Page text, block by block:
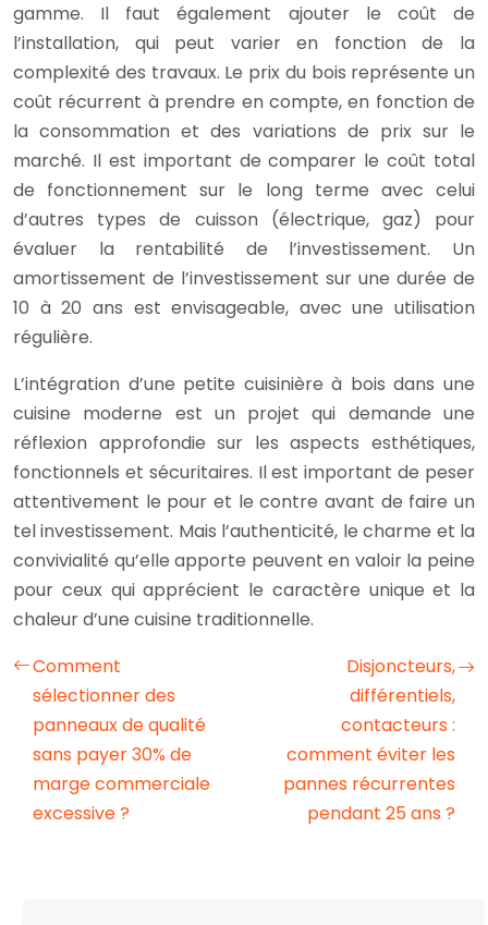
gamme. Il faut également ajouter le coût de
l’installation, qui peut varier en fonction de la
complexité des travaux. Le prix du bois représente un
coût récurrent à prendre en compte, en fonction de
la consommation et des variations de prix sur le
marché. Il est important de comparer le coût total
de fonctionnement sur le long terme avec celui
d’autres types de cuisson (électrique, gaz) pour
évaluer la rentabilité de l’investissement. Un
amortissement de l’investissement sur une durée de
10 à 20 ans est envisageable, avec une utilisation
régulière.
L’intégration d’une petite cuisinière à bois dans une
cuisine moderne est un projet qui demande une
réflexion approfondie sur les aspects esthétiques,
fonctionnels et sécuritaires. Il est important de peser
attentivement le pour et le contre avant de faire un
tel investissement. Mais l’authenticité, le charme et la
convivialité qu’elle apporte peuvent en valoir la peine
pour ceux qui apprécient le caractère unique et la
chaleur d’une cuisine traditionnelle.
Comment
sélectionner des
panneaux de qualité
sans payer 30% de
marge commerciale
excessive ?
Disjoncteurs,
différentiels,
contacteurs :
comment éviter les
pannes récurrentes
pendant 25 ans ?